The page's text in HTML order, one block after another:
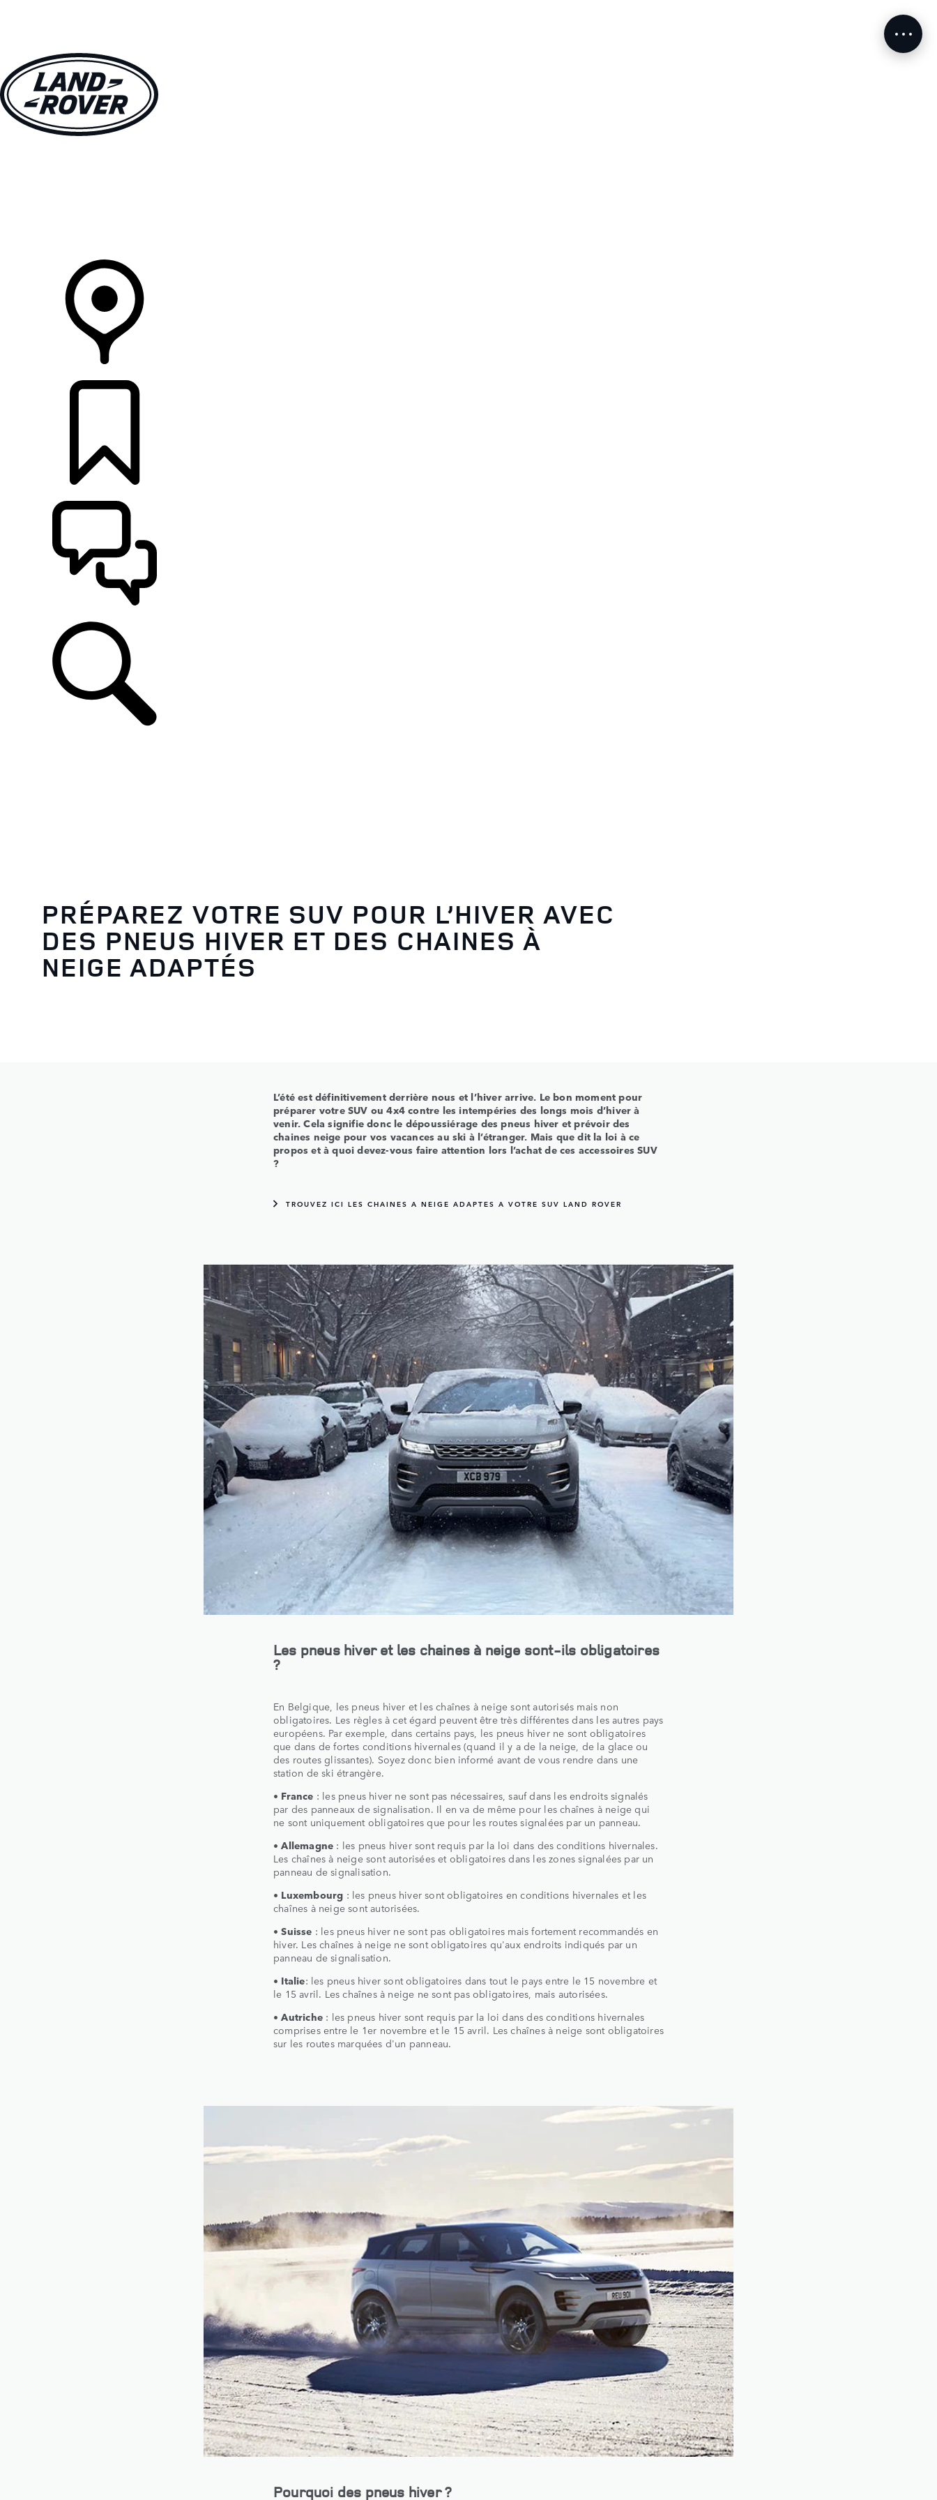
PRÉPAREZ VOTRE SUV POUR L’HIVER AVEC
DES PNEUS HIVER ET DES CHAINES À
NEIGE ADAPTÉS
L’été est définitivement derrière nous et l’hiver arrive. Le bon moment pour
préparer votre SUV ou 4x4 contre les intempéries des longs mois d’hiver à
venir. Cela signifie donc le dépoussiérage des pneus hiver et prévoir des
chaines neige pour vos vacances au ski à l’étranger. Mais que dit la loi à ce
propos et à quoi devez-vous faire attention lors l’achat de ces accessoires SUV
?
TROUVEZ ICI LES CHAINES A NEIGE ADAPTES A VOTRE SUV LAND ROVER
Les pneus hiver et les chaines à neige sont-ils obligatoires
?
En Belgique, les pneus hiver et les chaînes à neige sont autorisés mais non
obligatoires. Les règles à cet égard peuvent être très différentes dans les autres pays
européens. Par exemple, dans certains pays, les pneus hiver ne sont obligatoires
que dans de fortes conditions hivernales (quand il y a de la neige, de la glace ou
des routes glissantes). Soyez donc bien informé avant de vous rendre dans une
station de ski étrangère.
• France : les pneus hiver ne sont pas nécessaires, sauf dans les endroits signalés
par des panneaux de signalisation. Il en va de même pour les chaînes à neige qui
ne sont uniquement obligatoires que pour les routes signalées par un panneau.
• Allemagne : les pneus hiver sont requis par la loi dans des conditions hivernales.
Les chaînes à neige sont autorisées et obligatoires dans les zones signalées par un
panneau de signalisation.
• Luxembourg : les pneus hiver sont obligatoires en conditions hivernales et les
chaînes à neige sont autorisées.
• Suisse : les pneus hiver ne sont pas obligatoires mais fortement recommandés en
hiver. Les chaînes à neige ne sont obligatoires qu'aux endroits indiqués par un
panneau de signalisation.
• Italie: les pneus hiver sont obligatoires dans tout le pays entre le 15 novembre et
le 15 avril. Les chaînes à neige ne sont pas obligatoires, mais autorisées.
• Autriche : les pneus hiver sont requis par la loi dans des conditions hivernales
comprises entre le 1er novembre et le 15 avril. Les chaînes à neige sont obligatoires
sur les routes marquées d'un panneau.
Pourquoi des pneus hiver ?